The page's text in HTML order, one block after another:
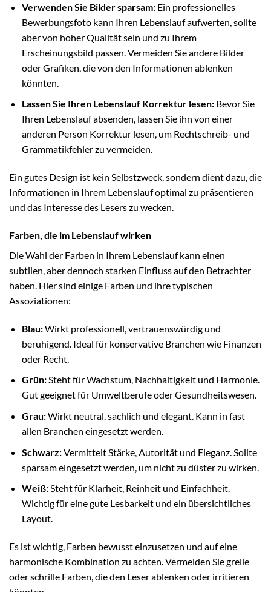
Verwenden Sie Bilder sparsam:Ein professionelles
Bewerbungsfoto kann Ihren Lebenslauf aufwerten, sollte
aber von hoher Qualität sein und zu Ihrem
Erscheinungsbild passen. Vermeiden Sie andere Bilder
oder Grafiken, die von den Informationen ablenken
könnten.
Lassen Sie Ihren Lebenslauf Korrektur lesen:Bevor Sie
Ihren Lebenslauf absenden, lassen Sie ihn von einer
anderen Person Korrektur lesen, um Rechtschreib- und
Grammatikfehler zu vermeiden.
Ein gutes Design ist kein Selbstzweck, sondern dient dazu, die
Informationen in Ihrem Lebenslauf optimal zu präsentieren
und das Interesse des Lesers zu wecken.
Farben, die im Lebenslauf wirken
Die Wahl der Farben in Ihrem Lebenslauf kann einen
subtilen, aber dennoch starken Einfluss auf den Betrachter
haben. Hier sind einige Farben und ihre typischen
Assoziationen:
Blau:Wirkt professionell, vertrauenswürdig und
beruhigend. Ideal für konservative Branchen wie Finanzen
oder Recht.
Grün:Steht für Wachstum, Nachhaltigkeit und Harmonie.
Gut geeignet für Umweltberufe oder Gesundheitswesen.
Grau:Wirkt neutral, sachlich und elegant. Kann in fast
allen Branchen eingesetzt werden.
Schwarz:Vermittelt Stärke, Autorität und Eleganz. Sollte
sparsam eingesetzt werden, um nicht zu düster zu wirken.
Weiß:Steht für Klarheit, Reinheit und Einfachheit.
Wichtig für eine gute Lesbarkeit und ein übersichtliches
Layout.
Es ist wichtig, Farben bewusst einzusetzen und auf eine
harmonische Kombination zu achten. Vermeiden Sie grelle
oder schrille Farben, die den Leser ablenken oder irritieren